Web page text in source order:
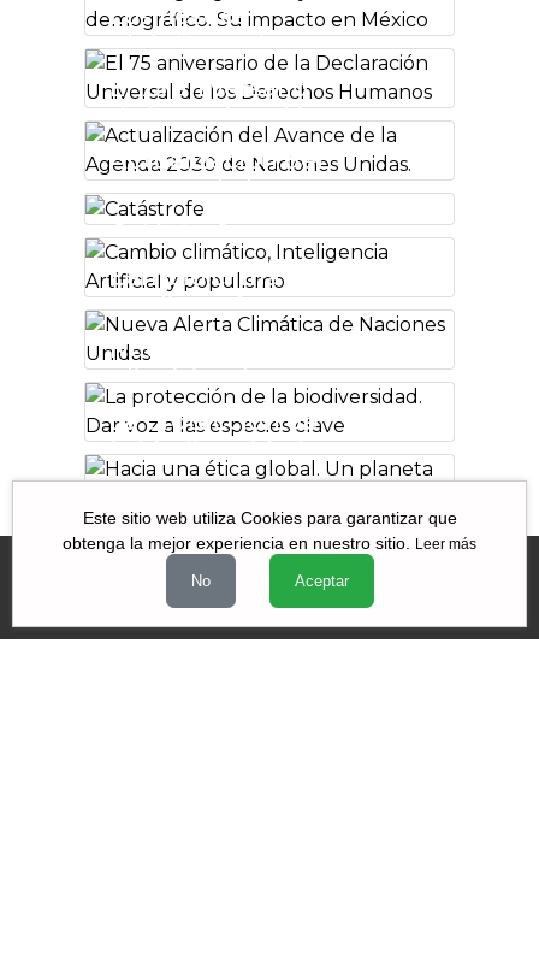
Los riesgos
globales y el
contexto
demográfico. Su
impacto en
México
El 75 aniversario
de la Declaración
Universal de los
Derechos
Humanos
Actualización del
Avance de la
Agenda 2030 de
Naciones
Unidas.
Catástrofe
Cambio climático,
Inteligencia
Artificial y
populismo
Nueva Alerta
Climática de
Naciones Unidas
La protección de
la biodiversidad.
Dar voz a las
especies clave
global. Un planeta
para todos
Este sitio web utiliza Cookies para garantizar que
obtenga la mejor experiencia en nuestro sitio.
Leer más
No Aceptar